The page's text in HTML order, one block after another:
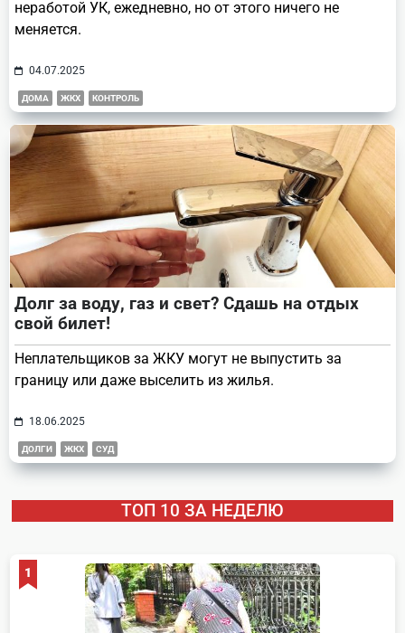
неработой УК, ежедневно, но от этого ничего не
меняется.
04.07.2025
ДОМА ЖКХ КОНТРОЛЬ
Долг за воду, газ и свет? Сдашь на отдых
свой билет!
Неплательщиков за ЖКУ могут не выпустить за
границу или даже выселить из жилья.
18.06.2025
ДОЛГИ ЖКХ СУД
ТОП 10 ЗА НЕДЕЛЮ